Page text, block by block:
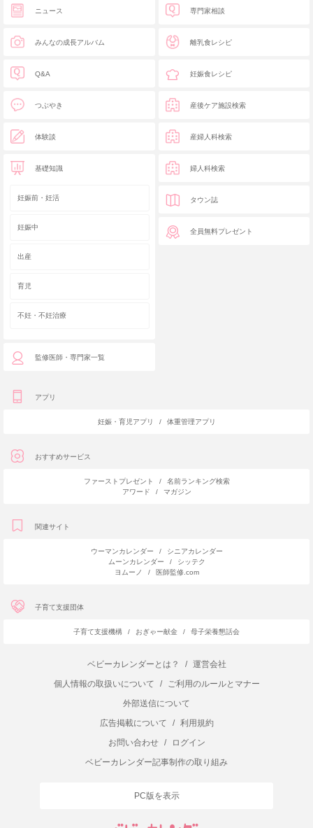
ニュース
みんなの成長アルバム
Q&A
つぶやき
体験談
基礎知識
妊娠前・妊活
妊娠中
出産
育児
不妊・不妊治療
監修医師・専門家一覧
専門家相談
離乳食レシピ
妊娠食レシピ
産後ケア施設検索
産婦人科検索
婦人科検索
タウン誌
全員無料プレゼント
アプリ
妊娠・育児アプリ / 体重管理アプリ
おすすめサービス
ファーストプレゼント /
名前ランキング検索
アワード
/ マガジン
関連サイト
ウーマンカレンダー /
シニアカレンダー
ムーンカレンダー
/
シッテク
ヨムーノ
/ 医師監修.com
子育て支援団体
子育て支援機構 / おぎゃー献金 / 母子栄養懇話会
ベビーカレンダーとは？ /
運営会社
個人情報の取扱いについて
/
ご利用のルールとマナー
外部送信について
広告掲載について
/
利用規約
お問い合わせ
/
ログイン
ベビーカレンダー記事制作の取り組み
PC版を表示